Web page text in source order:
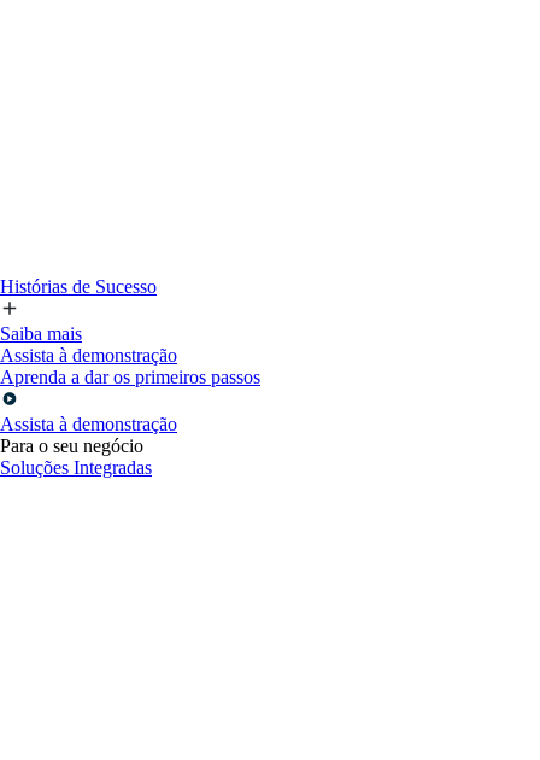
Histórias de Sucesso
Saiba mais
Assista à demonstração
Aprenda a dar os primeiros passos
Assista à demonstração
Para o seu negócio
Soluções Integradas